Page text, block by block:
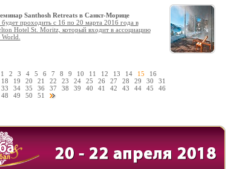
Santhosh Retreats в Санкт-Морице
проходить с 16 по 20 марта 2016 года в
Hotel St. Moritz, который входит в ассоциацию
1 2 3 4 5 6 7 8 9 10 11 12 13 14 15
16
18 19 20 21 22 23 24 25 26 27 28 29 30
31
33 34 35 36 37 38 39 40 41 42 43 44 45
46
48 49 50 51